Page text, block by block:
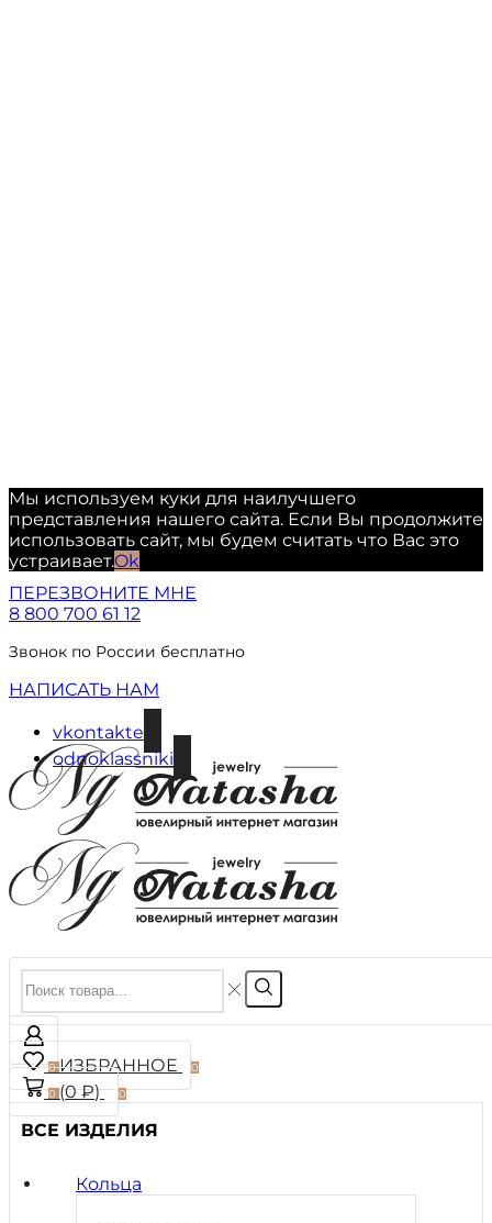
Мы используем куки для наилучшего
представления нашего сайта. Если Вы продолжите
использовать сайт, мы будем считать что Вас это
устраивает.Ok
ПЕРЕЗВОНИТЕ МНЕ
8 800 700 61 12
Звонок по России бесплатно
НАПИСАТЬ НАМ
vkontakte
odnoklassniki
0ИЗБРАННОЕ 0
0(0₽) 0
ВСЕ ИЗДЕЛИЯ
Кольца